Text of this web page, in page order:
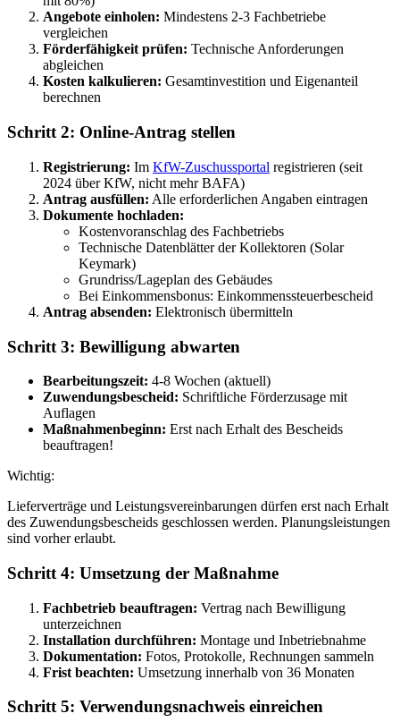
Angebote einholen: Mindestens 2-3 Fachbetriebe
vergleichen
Förderfähigkeit prüfen: Technische Anforderungen
abgleichen
Kosten kalkulieren: Gesamtinvestition und Eigenanteil
berechnen
Schritt 2: Online-Antrag stellen
Registrierung: Im KfW-Zuschussportal registrieren (seit
2024 über KfW, nicht mehr BAFA)
Antrag ausfüllen: Alle erforderlichen Angaben eintragen
Dokumente hochladen:
Kostenvoranschlag des Fachbetriebs
Technische Datenblätter der Kollektoren (Solar
Keymark)
Grundriss/Lageplan des Gebäudes
Bei Einkommensbonus: Einkommenssteuerbescheid
Antrag absenden: Elektronisch übermitteln
Schritt 3: Bewilligung abwarten
Bearbeitungszeit: 4-8 Wochen (aktuell)
Zuwendungsbescheid: Schriftliche Förderzusage mit
Auflagen
Maßnahmenbeginn: Erst nach Erhalt des Bescheids
beauftragen!
Wichtig:
Lieferverträge und Leistungsvereinbarungen dürfen erst nach Erhalt
des Zuwendungsbescheids geschlossen werden. Planungsleistungen
sind vorher erlaubt.
Schritt 4: Umsetzung der Maßnahme
Fachbetrieb beauftragen: Vertrag nach Bewilligung
unterzeichnen
Installation durchführen: Montage und Inbetriebnahme
Dokumentation: Fotos, Protokolle, Rechnungen sammeln
Frist beachten: Umsetzung innerhalb von 36 Monaten
Schritt 5: Verwendungsnachweis einreichen